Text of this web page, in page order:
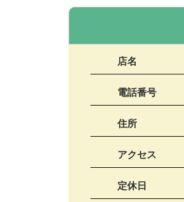
店名
電話番号
住所
アクセス
定休日